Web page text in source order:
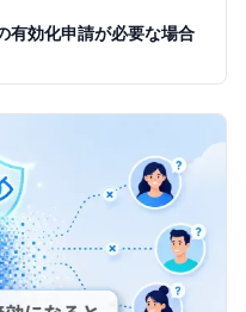
有効化申請が必要な場合